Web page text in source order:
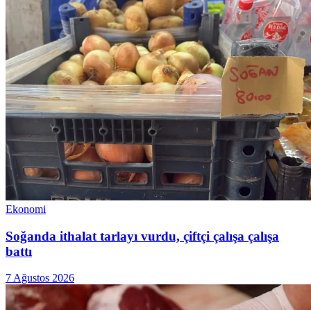
Ekonomi
Soğanda ithalat tarlayı vurdu, çiftçi çalışa çalışa
battı
7 Ağustos 2026